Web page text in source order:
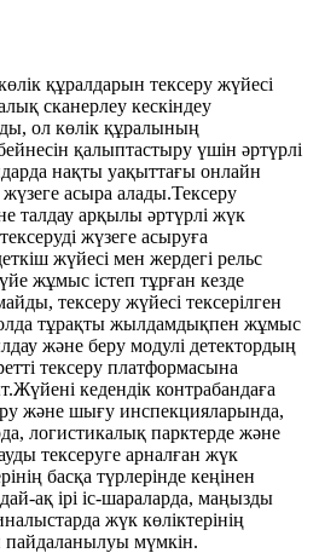
құралдарын тексеру жүйесі
сканерлеу кескіндеу
ол көлік құралының
қалыптастыру үшін әртүрлі
нақты уақыттағы онлайн
асыра алады.Тексеру
талдау арқылы әртүрлі жүк
тексеруді жүзеге асыруға
жүйесі мен жердегі рельс
жұмыс істеп тұрған кезде
тексеру жүйесі тексерілген
тұрақты жылдамдықпен жұмыс
және беру модулі детектордың
тексеру платформасына
кедендік контрабандаға
және шығу инспекцияларында,
логистикалық парктерде және
тексеруге арналған жүк
басқа түрлерінде кеңінен
ақ ірі іс-шараларда, маңызды
жүк көліктерінің
пайдаланылуы мүмкін.